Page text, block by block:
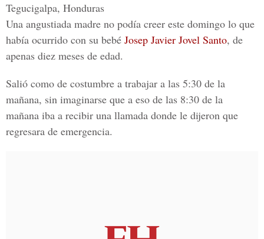
Tegucigalpa, Honduras
Una angustiada madre no podía creer este domingo lo que
había ocurrido con su bebé Josep Javier Jovel Santo, de
apenas diez meses de edad.
Salió como de costumbre a trabajar a las 5:30 de la
mañana, sin imaginarse que a eso de las 8:30 de la
mañana iba a recibir una llamada donde le dijeron que
regresara de emergencia.